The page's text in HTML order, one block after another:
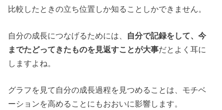
比較したときの立ち位置しか知ることしかできません。
自分の成長につなげるためには、 自分で記録をして、今
までたどってきたものを見返すことが大事だとよく耳に
しますよね。
グラフを見て自分の成長過程を見つめることは、モチベ
ーションを高めることにもおおいに影響します。